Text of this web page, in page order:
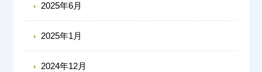
2025年6月
2025年1月
2024年12月